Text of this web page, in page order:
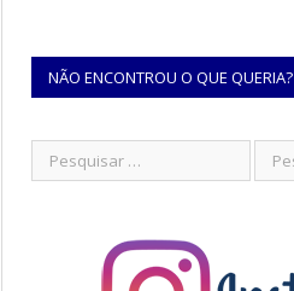
NÃO ENCONTROU O QUE QUERIA?